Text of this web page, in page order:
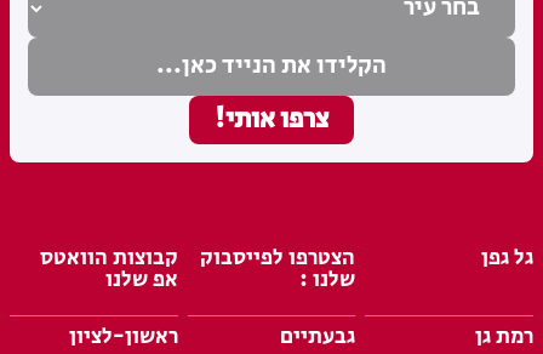
גל גפן הצטרפו לפייסבוק
שלנו :
קבוצות הוואטס
אפ שלנו
רמת גן
גבעתיים
ראשון-לציון